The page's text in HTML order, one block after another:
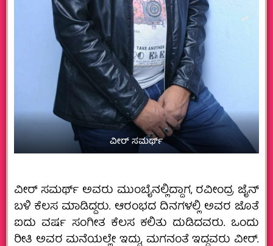
ವೀರ್ ಸಮರ್ಥ್
ವೀರ್‌ ಸಮರ್ಥ್‌ ಅವರು ಮುಂಬೈನಲ್ಲಿದ್ದಾಗ, ರವೀಂದ್ರ ಜೈನ್‌
ಬಳಿ ಕೆಲಸ ಮಾಡಿದ್ದರು. ಆರಂಭದ ದಿನಗಳಲ್ಲಿ ಅವರ ಜೊತೆ
ಐದು ವರ್ಷ ಸಂಗೀತ ಕೆಲಸ ಕಲಿತು ದುಡಿದವರು. ಒಂದು
ರೀತಿ ಅವರ ಮನೆಯಲ್ಲೇ ಇದ್ದು, ಮಗನಂತೆ ಇದ್ದವರು ವೀರ್.